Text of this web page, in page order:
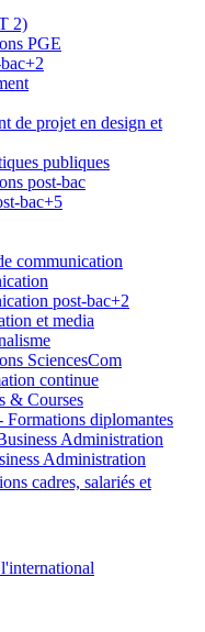
2)
PGE
de projet en design et
publiques
post-bac
bac+5
communication
post-bac+2
et media
SciencesCom
continue
& Courses
Formations diplomantes
Administration
Administration
cadres, salariés et